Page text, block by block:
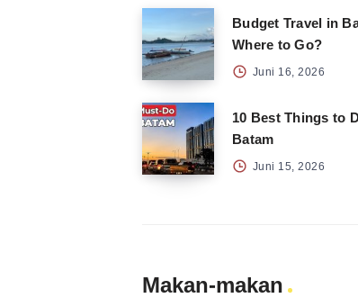
Budget Travel in
Where to Go?
Juni 16, 2026
10 Best Things to
Batam
Juni 15, 2026
Makan-makan